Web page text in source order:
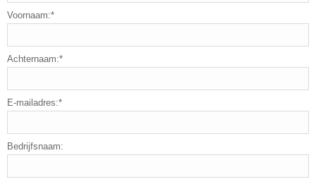
Voornaam:*
Achternaam:*
E-mailadres:*
Bedrijfsnaam: